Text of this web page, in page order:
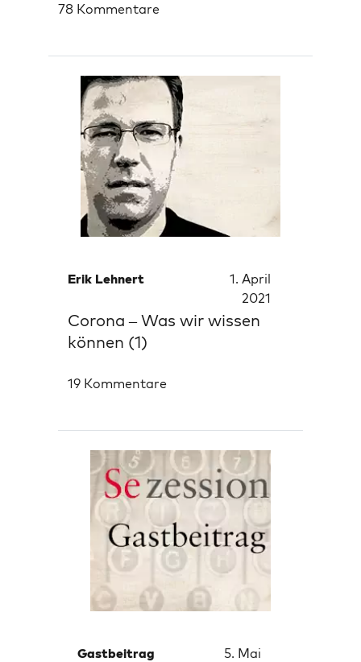
78 Kommentare
Erik Lehnert
1. April
2021
Corona – Was wir wissen
können (1)
19 Kommentare
Gastbeitrag
5. Mai